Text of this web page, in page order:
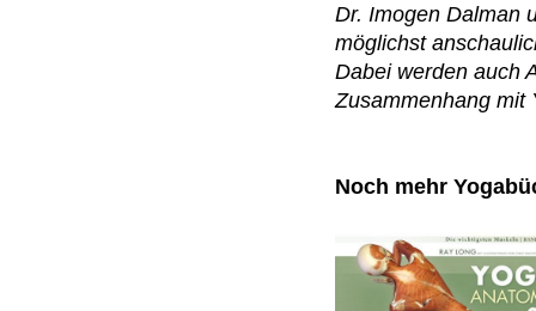
Dr. Imogen Dalman
möglichst
Dabei werden auch
Zusammenhang mit
Noch mehr